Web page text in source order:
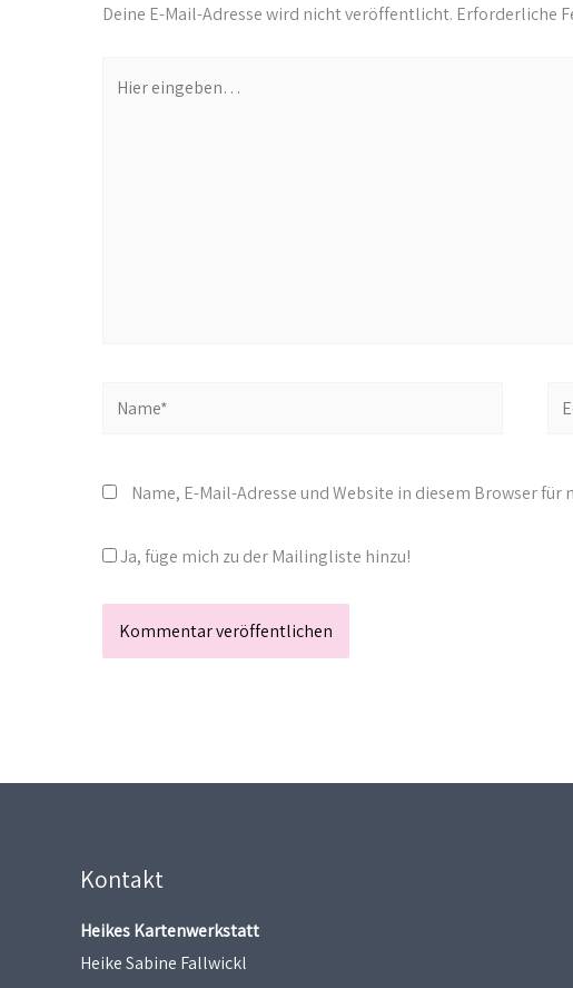
Deine E-Mail-Adresse wird nicht veröffentlicht. Erforderliche
eingeben…
Name*
Name, E-Mail-Adresse und Website in diesem Browser
Ja, füge mich zu der Mailingliste hinzu!
Kontakt
Heikes Kartenwerkstatt
Heike Sabine Fallwickl